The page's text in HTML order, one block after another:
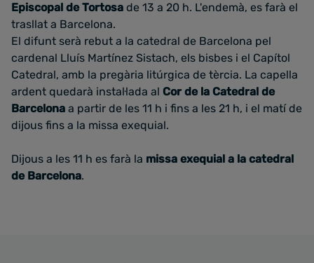
Episcopal de Tortosa de 13 a 20 h. L'endemà, es farà el
trasllat a Barcelona.
El difunt serà rebut a la catedral de Barcelona pel
cardenal Lluís Martínez Sistach, els bisbes i el Capítol
Catedral, amb la pregària litúrgica de tèrcia. La capella
ardent quedarà instal·lada al Cor de la Catedral de
Barcelona a partir de les 11 h i fins a les 21 h, i el matí de
dijous fins a la missa exequial.
Dijous a les 11 h es farà la missa exequial a la catedral
de Barcelona.